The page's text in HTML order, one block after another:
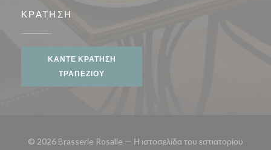
ΚΡΆΤΗΣΗ
ΚΆΝΤΕ ΚΡΆΤΗΣΗ
ΤΡΑΠΕΖΙΟΎ
© 2026 Brasserie Rosalie — Η ιστοσελίδα του εστιατορίου